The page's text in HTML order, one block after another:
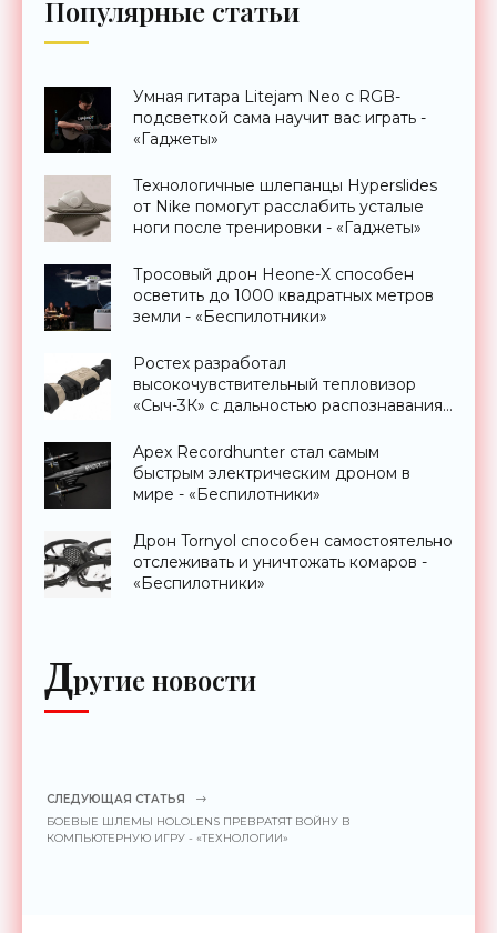
Популярные статьи
Умная гитара Litejam Neo с RGB-
подсветкой сама научит вас играть -
«Гаджеты»
Технологичные шлепанцы Hyperslides
от Nike помогут расслабить усталые
ноги после тренировки - «Гаджеты»
Тросовый дрон Heone-X способен
осветить до 1000 квадратных метров
земли - «Беспилотники»
Ростех разработал
высокочувствительный тепловизор
«Сыч-3К» с дальностью распознавания
Apex Recordhunter стал самым
быстрым электрическим дроном в
мире - «Беспилотники»
Дрон Tornyol способен самостоятельно
отслеживать и уничтожать комаров -
«Беспилотники»
Другие новости
СЛЕДУЮЩАЯ СТАТЬЯ
БОЕВЫЕ ШЛЕМЫ HOLOLENS ПРЕВРАТЯТ ВОЙНУ В
КОМПЬЮТЕРНУЮ ИГРУ - «ТЕХНОЛОГИИ»